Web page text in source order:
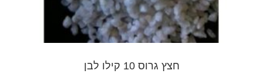
חצץ גרוס 10 קילו לבן